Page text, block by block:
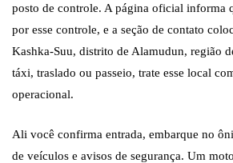
posto de controle. A página oficial informa
por esse controle, e a seção de contato
Kashka-Suu, distrito de Alamudun, região
táxi, traslado ou passeio, trate esse local
operacional.
Ali você confirma entrada, embarque no
de veículos e avisos de segurança. Um